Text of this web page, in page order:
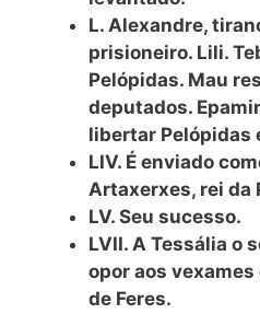
L. Alexandre,
prisioneiro. Lili.
Pelópidas. Mau
deputados.
libertar Pelópidas
LIV. É enviado
Artaxerxes, rei da
LV. Seu sucesso.
LVII. A Tessália o
opor aos
de Feres.